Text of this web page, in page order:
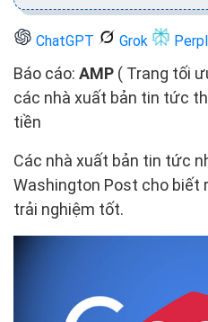
ChatGPT Grok
Báo cáo: AMP ( Trang tối
các nhà xuất bản tin tức
tiền
Các nhà xuất bản tin tức
Washington Post cho biết
trải nghiệm tốt.